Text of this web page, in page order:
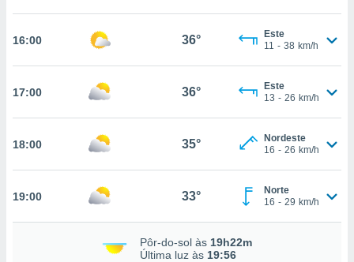
Pode
através
nós e
16:00 36°
Este
11 - 38 km/h
17:00 36°
Este
13 - 26 km/h
18:00 35°
Nordeste
16 - 26 km/h
19:00 33°
Norte
16 - 29 km/h
Pôr-do-sol às 19h22m
Última luz às 19:56